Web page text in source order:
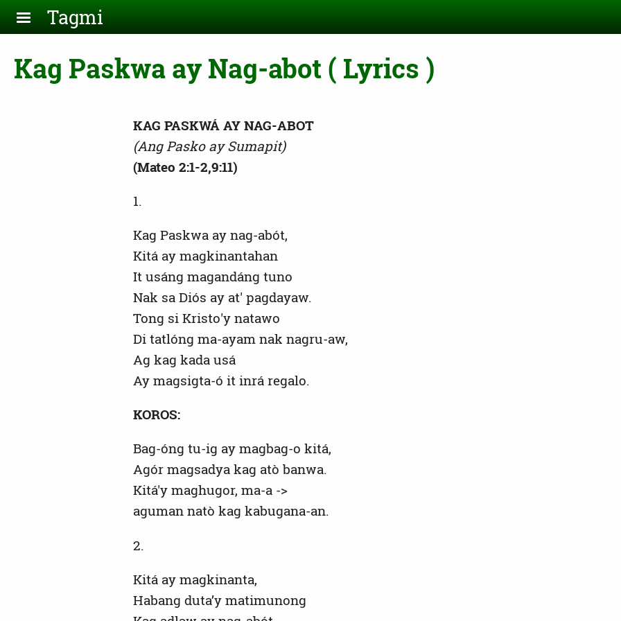
Skip to main content
Tagmi
Kag Paskwa ay Nag-abot ( Lyrics )
KAG PASKWÁ AY NAG-ABOT
(Ang Pasko ay Sumapit)
(Mateo 2:1-2,9:11)
1.
Kag Paskwa ay nag-abót,
Kitá ay magkinantahan
It usáng magandáng tuno
Nak sa Diós ay at' pagdayaw.
Tong si Kristo'y natawo
Di tatlóng ma-ayam nak nagru-aw,
Ag kag kada usá
Ay magsigta-ó it inrá regalo.
KOROS:
Bag-óng tu-ig ay magbag-o kitá,
Agór magsadya kag atò banwa.
Kitá'y maghugor, ma-a ->
aguman natò kag kabugana-an.
2.
Kitá ay magkinanta,
Habang duta’y matimunong